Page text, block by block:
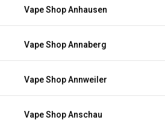
Vape Shop Anhausen
Vape Shop Annaberg
Vape Shop Annweiler
Vape Shop Anschau